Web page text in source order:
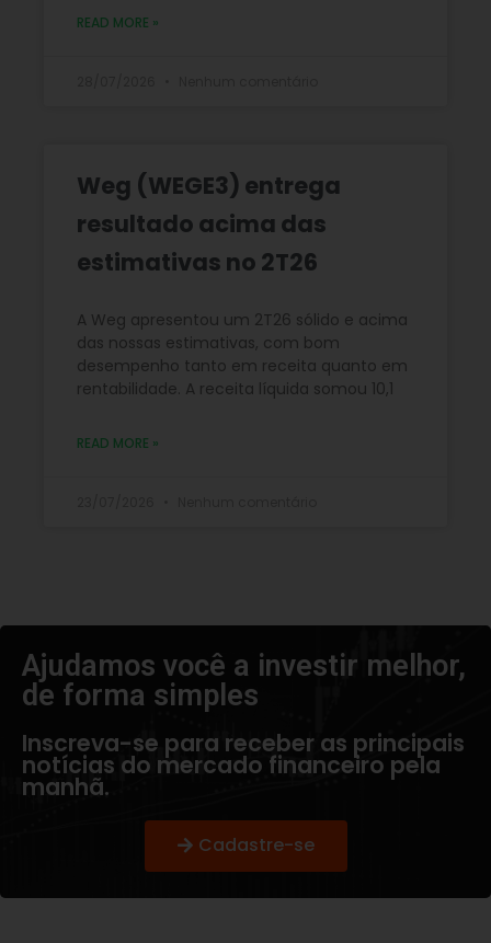
READ MORE »
Weg (WEGE3) entrega
resultado acima das
estimativas no 2T26
A Weg apresentou um 2T26 sólido e acima
das nossas estimativas, com bom
desempenho tanto em receita quanto em
rentabilidade. A receita líquida somou 10,1
READ MORE »
Ajudamos você a investir melhor,
de forma simples​
Inscreva-se para receber as principais
notícias do mercado financeiro pela
manhã.
Cadastre-se